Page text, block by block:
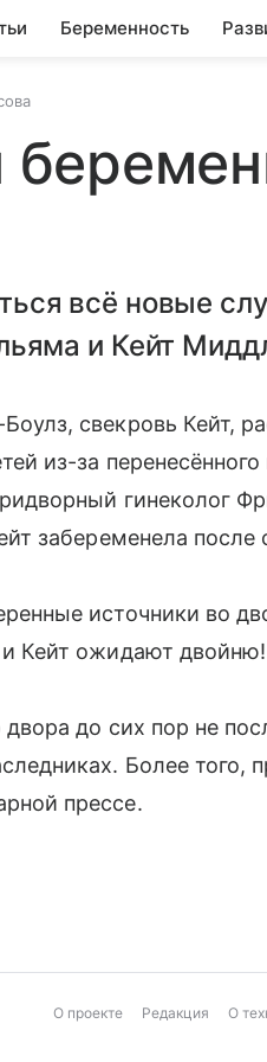
Беременность
всё новые
и Кейт
свекровь Кейт,
из-за перенесённого
гинеколог
забеременела после
источники во
Кейт ожидают двойню!
до сих пор не
Более того,
прессе.
О проекте Редакция О